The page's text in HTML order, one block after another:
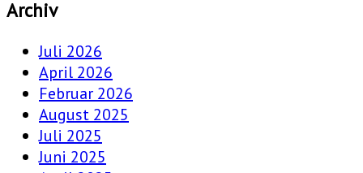
Archiv
Juli 2026
April 2026
Februar 2026
August 2025
Juli 2025
Juni 2025